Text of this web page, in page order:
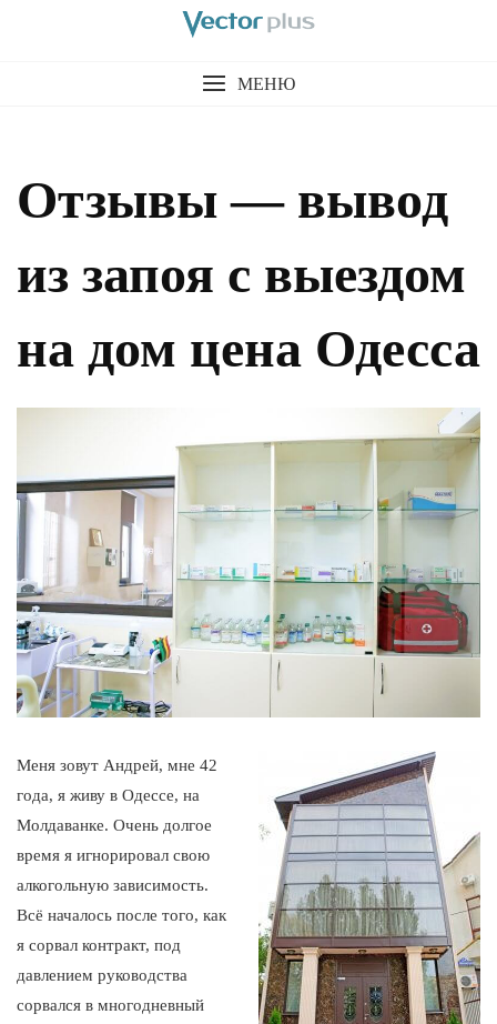
МЕНЮ
Отзывы — вывод
из запоя с выездом
на дом цена Одесса
Меня зовут Андрей, мне 42
года, я живу в Одессе, на
Молдаванке. Очень долгое
время я игнорировал свою
алкогольную зависимость.
Всё началось после того, как
я сорвал контракт, под
давлением руководства
сорвался в многодневный